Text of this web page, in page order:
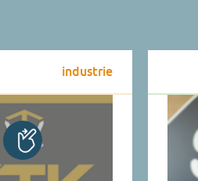
industrie